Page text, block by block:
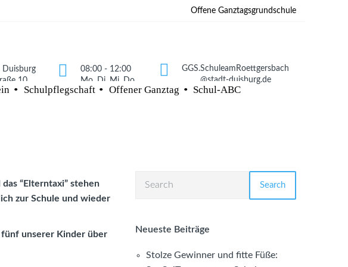
Offene Ganztagsgrundschule
Duisburg
10
08:00 - 12:00
Mo, Di. Mi, Do
GGS.SchuleamRoettgersbach
@stadt-duisburg.de
Schulpflegschaft Offener Ganztag Schul-ABC
“Elterntaxi” stehen
zur Schule und wieder
unserer Kinder über
Search
Neueste Beiträge
Stolze Gewinner und fitte Füße: